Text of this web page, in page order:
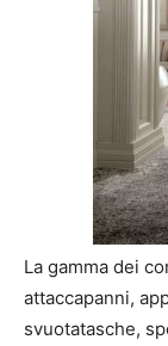
La gamma dei
attaccapanni,
svuotatasche,